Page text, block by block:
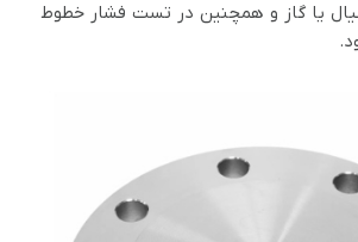
یا گاز و همچنین در تست فشار خطوط